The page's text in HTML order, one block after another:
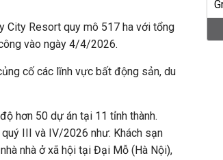
City Resort quy mô 517 ha với tổng
vào ngày 4/4/2026.
cố các lĩnh vực bất động sản, du
hơn 50 dự án tại 11 tỉnh thành.
III và IV/2026 như: Khách sạn
nhà ở xã hội tại Đại Mỗ (Hà Nội),